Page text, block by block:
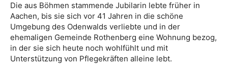
Die aus Böhmen stammende Jubilarin lebte früher in
Aachen, bis sie sich vor 41 Jahren in die schöne
Umgebung des Odenwalds verliebte und in der
ehemaligen Gemeinde Rothenberg eine Wohnung bezog,
in der sie sich heute noch wohlfühlt und mit
Unterstützung von Pflegekräften alleine lebt.